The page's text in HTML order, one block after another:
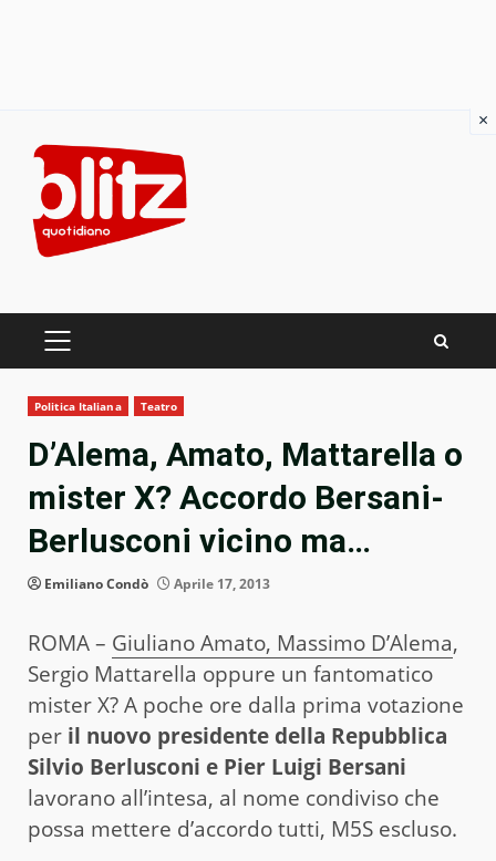
content
PRIMARY
Politica Italiana Teatro
D’Alema, Amato, Mattarella o
mister X? Accordo Bersani-
Berlusconi vicino ma…
Emiliano Condò Aprile 17, 2013
ROMA – Giuliano Amato, Massimo D’Alema,
Sergio Mattarella oppure un fantomatico
mister X? A poche ore dalla prima votazione
per il nuovo presidente della Repubblica
Silvio Berlusconi e Pier Luigi Bersani
lavorano all’intesa, al nome condiviso che
possa mettere d’accordo tutti, M5S escluso.
×